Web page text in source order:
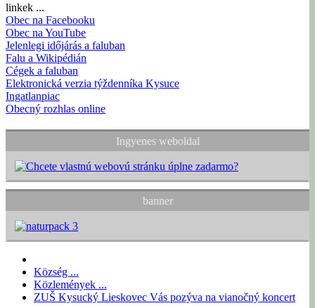
linkek ...
Obec na Facebooku
Obec na YouTube
Jelenlegi időjárás a faluban
Falu a Wikipédián
Cégek a faluban
Elektronická verzia týždenníka Kysuce
Ingatlanpiac
Obecný rozhlas online
Ingyenes weboldal
banner
Község ...
Közlemények ...
ZUŠ Kysucký Lieskovec Vás pozýva na vianočný koncert